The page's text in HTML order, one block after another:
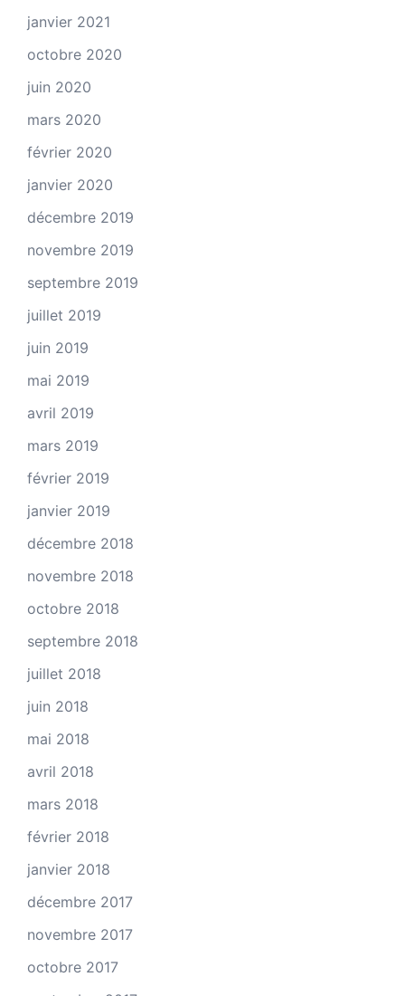
janvier 2021
octobre 2020
juin 2020
mars 2020
février 2020
janvier 2020
décembre 2019
novembre 2019
septembre 2019
juillet 2019
juin 2019
mai 2019
avril 2019
mars 2019
février 2019
janvier 2019
décembre 2018
novembre 2018
octobre 2018
septembre 2018
juillet 2018
juin 2018
mai 2018
avril 2018
mars 2018
février 2018
janvier 2018
décembre 2017
novembre 2017
octobre 2017